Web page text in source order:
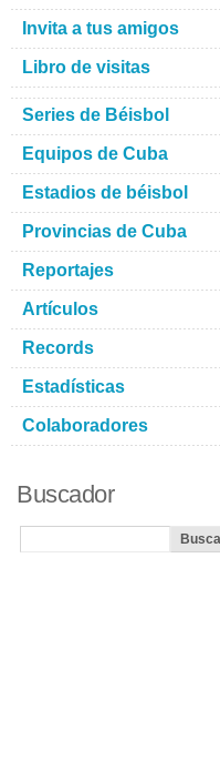
Invita a tus amigos
Libro de visitas
Series de Béisbol
Equipos de Cuba
Estadios de béisbol
Provincias de Cuba
Reportajes
Artículos
Records
Estadísticas
Colaboradores
Buscador